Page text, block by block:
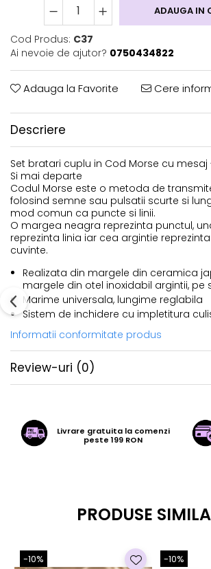
ADAUGA IN
Cod Produs: C37
Ai nevoie de ajutor? 0750434822
Adauga la Favorite Cere
Descriere
Set bratari cuplu in Cod Morse cu mesaj
Si mai departe
Codul Morse este o metoda de
folosind semne sau pulsatii scurte si
mod comun ca puncte si linii.
O margea neagra reprezinta punctul,
reprezinta linia iar cea argintie
cuvinte.
Realizata din margele din ceramica
margele din otel inoxidabil argintii, pe
Marime universala, lungime reglabila
Sistem de inchidere cu impletitura
Informatii conformitate produs
Review-uri (0)
Livrare gratuita la comenzi
peste 199 RON
PRODUSE
-10% -10%